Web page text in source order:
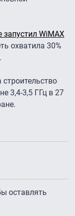
WiMAX
охватила 30%
3,4-3,5 ГГц в 27
оставлять